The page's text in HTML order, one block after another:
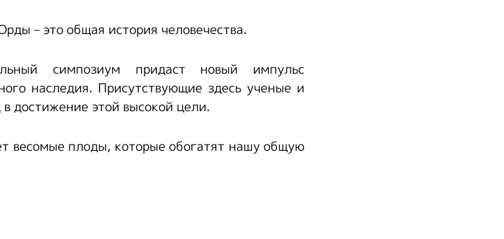
– это общая история человечества.
симпозиум придаст новый импульс
наследия. Присутствующие здесь ученые и
достижение этой высокой цели.
весомые плоды, которые обогатят нашу общую